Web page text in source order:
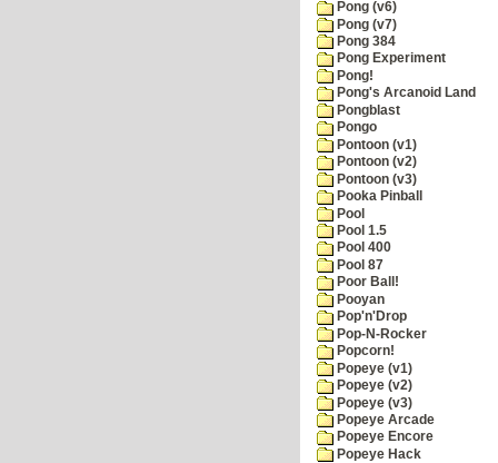
Pong (v6)
Pong (v7)
Pong 384
Pong Experiment
Pong!
Pong's Arcanoid Land
Pongblast
Pongo
Pontoon (v1)
Pontoon (v2)
Pontoon (v3)
Pooka Pinball
Pool
Pool 1.5
Pool 400
Pool 87
Poor Ball!
Pooyan
Pop'n'Drop
Pop-N-Rocker
Popcorn!
Popeye (v1)
Popeye (v2)
Popeye (v3)
Popeye Arcade
Popeye Encore
Popeye Hack